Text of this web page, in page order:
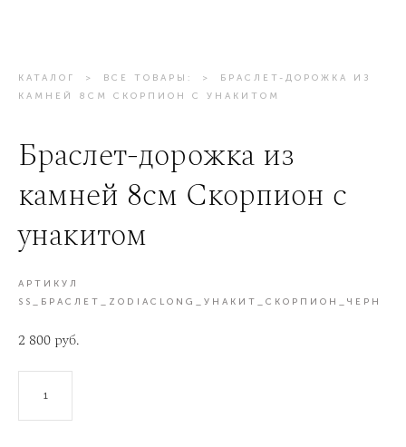
КАТАЛОГ > ВСЕ ТОВАРЫ: >
БРАСЛЕТ-ДОРОЖКА ИЗ
КАМНЕЙ 8СМ СКОРПИОН С УНАКИТОМ
Браслет-дорожка из
камней 8см Скорпион с
унакитом
АРТИКУЛ
SS_БРАСЛЕТ_ZODIACLONG_УНАКИТ_СКОРПИОН_ЧЕРН
2 800 pуб.